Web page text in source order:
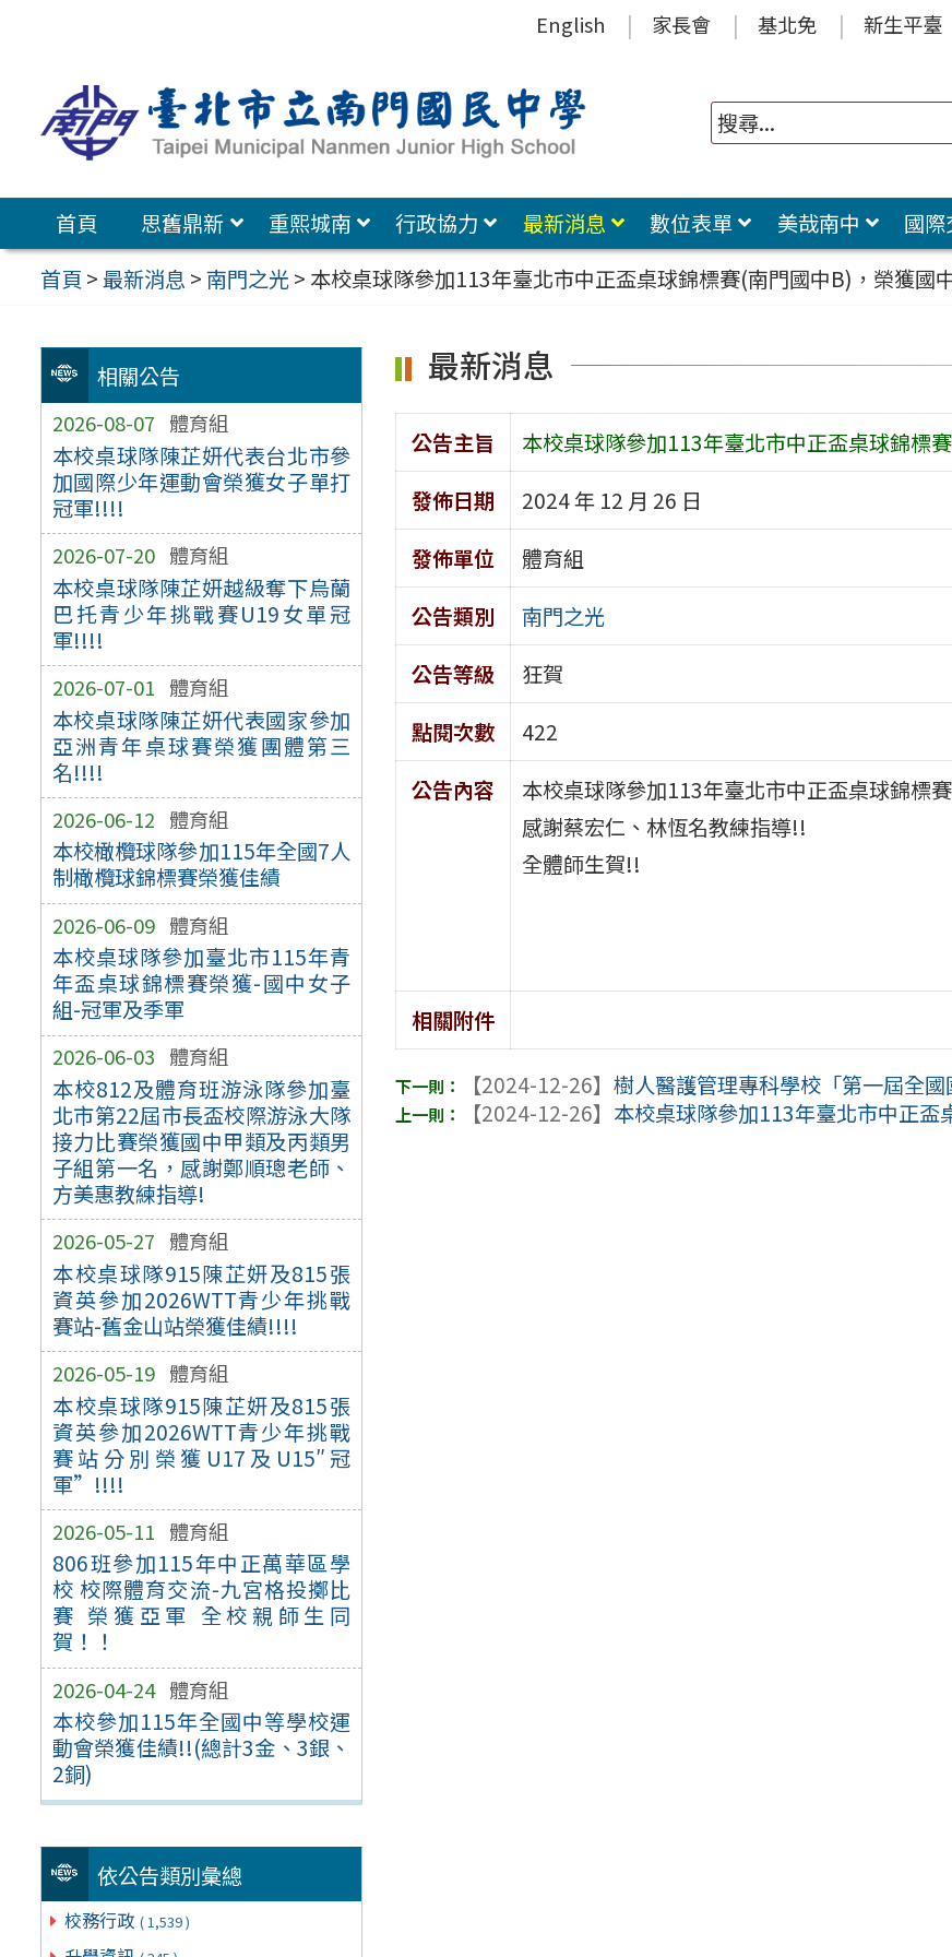
容
區
English 家長會 基北免 新生平臺
首頁 思舊鼎新 重熙城南 行政協力 最新消息 數位表單 美哉南中 國
首頁 >最新消息 >南門之光> 本校桌球隊參加113年臺北市中正盃桌球錦標賽(南門國中B)，榮獲國
相關公告
2026-08-07 體育組
本校桌球隊陳芷妍代表台北市參
加國際少年運動會榮獲女子單打
冠軍!!!!
2026-07-20 體育組
本校桌球隊陳芷妍越級奪下烏蘭
巴托青少年挑戰賽U19女單冠
軍!!!!
2026-07-01 體育組
本校桌球隊陳芷妍代表國家參加
亞洲青年桌球賽榮獲團體第三
名!!!!
2026-06-12 體育組
本校橄欖球隊參加115年全國7人
制橄欖球錦標賽榮獲佳績
2026-06-09 體育組
本校桌球隊參加臺北市115年青
年盃桌球錦標賽榮獲-國中女子
組-冠軍及季軍
2026-06-03 體育組
本校812及體育班游泳隊參加臺
北市第22屆市長盃校際游泳大隊
接力比賽榮獲國中甲類及丙類男
子組第一名，感謝鄭順璁老師、
方美惠教練指導!
2026-05-27 體育組
本校桌球隊915陳芷妍及815張
資英參加2026WTT青少年挑戰
賽站-舊金山站榮獲佳績!!!!
2026-05-19 體育組
本校桌球隊915陳芷妍及815張
資英參加2026WTT青少年挑戰
賽站分別榮獲U17及U15″冠
軍”!!!!
2026-05-11 體育組
806班參加115年中正萬華區學
校 校際體育交流-九宮格投擲比
賽 榮獲亞軍 全校親師生同
賀！！
2026-04-24 體育組
本校參加115年全國中等學校運
動會榮獲佳績!!(總計3金、3銀、
2銅)
依公告類別彙總
校務行政 ( 1,539 )
最新消息
公告主旨
本校桌球隊參加113年臺北市中正盃桌球錦標
發佈日期
2024 年 12 月 26 日
發佈單位
體育組
公告類別
南門之光
公告等級
狂賀
點閱次數
422
公告內容
本校桌球隊參加113年臺北市中正盃桌球錦標
感謝蔡宏仁、林恆名教練指導!!
全體師生賀!!
相關附件
【2024-12-26】樹人醫護管理專科學校「第一屆全國
【2024-12-26】 本校桌球隊參加113年臺北市中正盃